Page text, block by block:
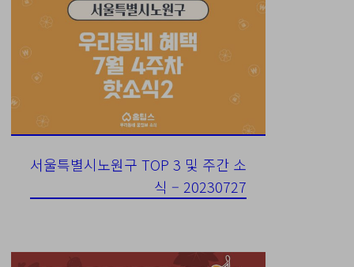
서울특별시노원구 TOP 3 및 주간 소
식 – 20230727